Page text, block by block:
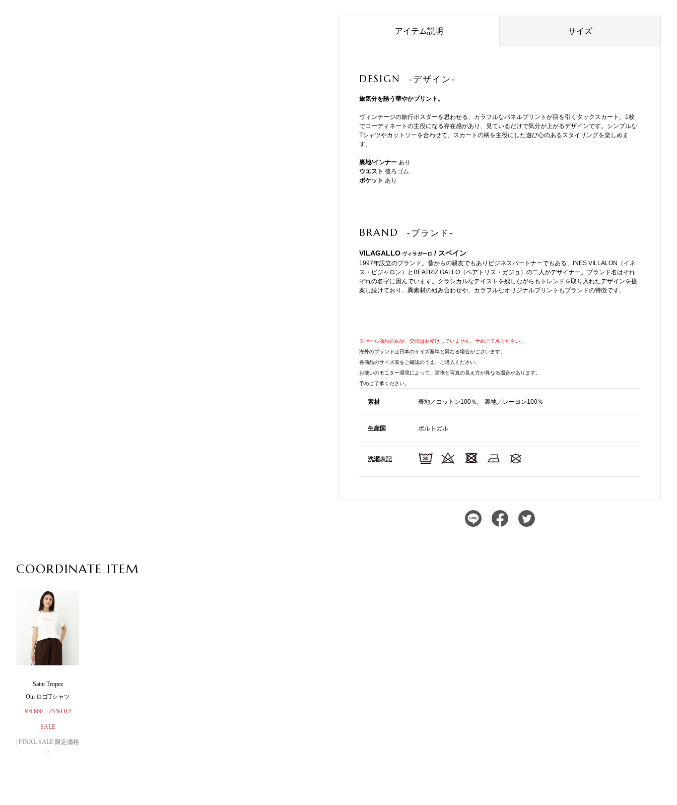
アイテム説明 サイズ
DESIGN -デザイン-
旅気分を誘う華やかプリント。
ヴィンテージの旅行ポスターを思わせる、カラフルなパネルプリントが目を引くタックスカート。1枚
でコーディネートの主役になる存在感があり、見ているだけで気分が上がるデザインです。シンプルな
Tシャツやカットソーを合わせて、スカートの柄を主役にした遊び心のあるスタイリングを楽しめま
す。
裏地/インナー あり
ウエスト 後ろゴム
ポケット あり
BRAND -ブランド-
VILAGALLO ヴィラガーロ / スペイン
1997年設立のブランド。昔からの親友でもありビジネスパートナーでもある、INES VILLALON（イネ
ス・ビジャロン）とBEATRIZ GALLO（ベアトリス・ガジョ）の二人がデザイナー。ブランド名はそれ
ぞれの名字に因んでいます。クラシカルなテイストを残しながらもトレンドを取り入れたデザインを提
案し続けており、異素材の組み合わせや、カラフルなオリジナルプリントもブランドの特徴です。
※セール商品の返品、交換はお受けしていません。予めご了承ください。
海外のブランドは日本のサイズ基準と異なる場合がございます。
各商品のサイズ表をご確認のうえ、ご購入ください。
お使いのモニター環境によって、実物と写真の見え方が異なる場合があります。
予めご了承ください。
素材 表地／コットン100％, 裏地／レーヨン100％
生産国 ポルトガル
洗濯表記
COORDINATE ITEM
Saint Tropez
Oui ロゴTシャツ
￥6,600 25％OFF
SALE
| FINAL SALE 限定価格